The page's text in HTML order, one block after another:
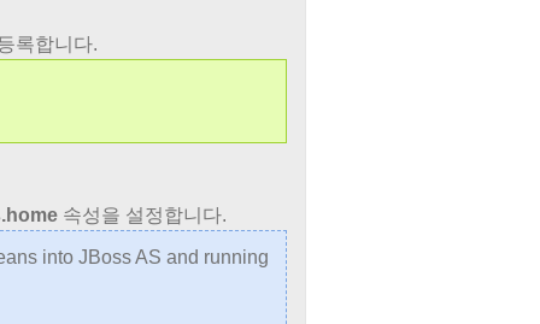
록합니다.
속성을 설정합니다.
into JBoss AS and running